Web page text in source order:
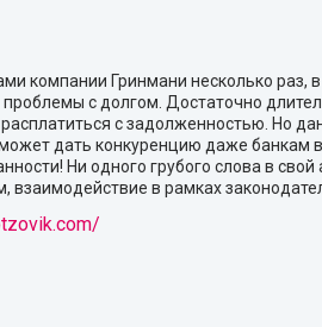
компании Гринмани несколько раз, в
с долгом. Достаточно
с задолженностью. Но
дать конкуренцию даже банкам в
Ни одного грубого слова в свой
взаимодействие в рамках